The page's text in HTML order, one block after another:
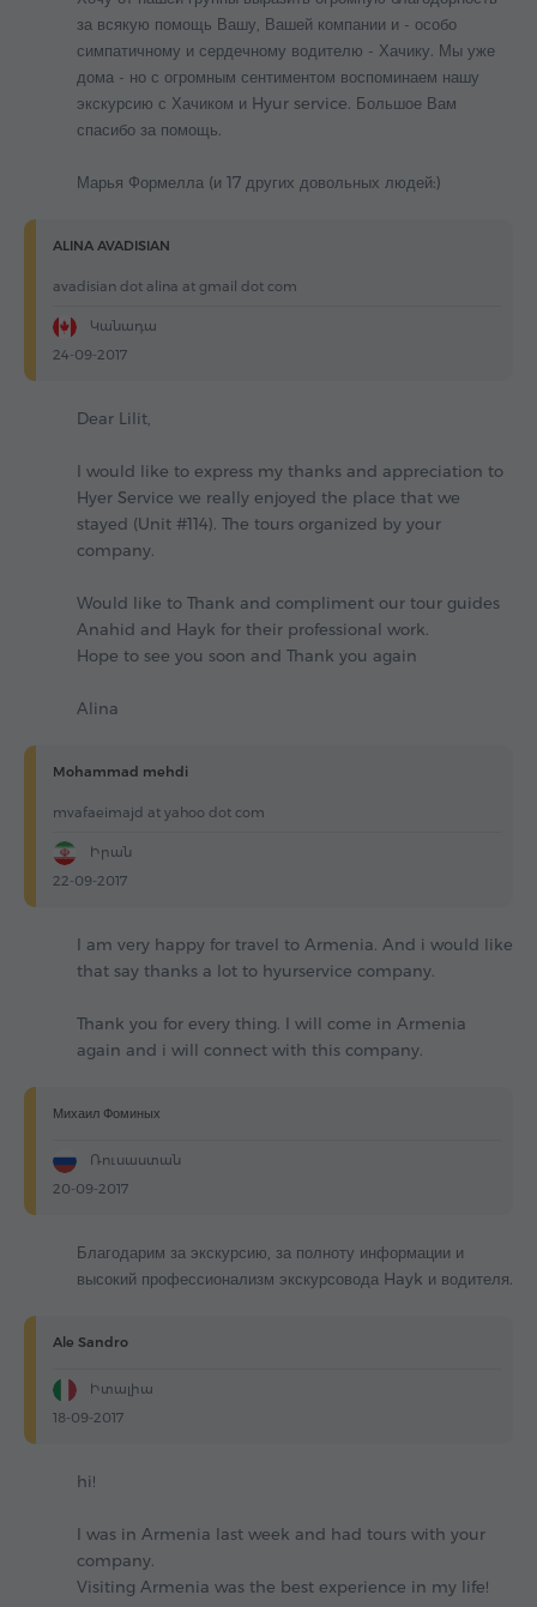
за всякую помощь Вашу, Вашей компании и - особо
симпатичному и сердечному водителю - Хачику. Мы уже
дома - но с огромным сентиментом воспоминаем нашу
экскурсию с Хачиком и Hyur service. Большое Вам
спасибо за помощь.
Марья Формелла (и 17 других довольных людей:)
ALINA AVADISIAN
avadisian dot alina at gmail dot com
Կանադա
24-09-2017
Dear Lilit,
I would like to express my thanks and appreciation to
Hyer Service we really enjoyed the place that we
stayed (Unit #114). The tours organized by your
company.
Would like to Thank and compliment our tour guides
Anahid and Hayk for their professional work.
Hope to see you soon and Thank you again
Alina
Mohammad mehdi
mvafaeimajd at yahoo dot com
Իրան
22-09-2017
I am very happy for travel to Armenia. And i would like
that say thanks a lot to hyurservice company.
Thank you for every thing. I will come in Armenia
again and i will connect with this company.
Михаил Фоминых
Ռուսաստան
20-09-2017
Благодарим за экскурсию, за полноту информации и
высокий профессионализм экскурсовода Hayk и водителя.
Ale Sandro
Իտալիա
18-09-2017
hi!
I was in Armenia last week and had tours with your
company.
Visiting Armenia was the best experience in my life!